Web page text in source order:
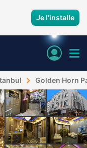
Je l'installe
Golden Horn